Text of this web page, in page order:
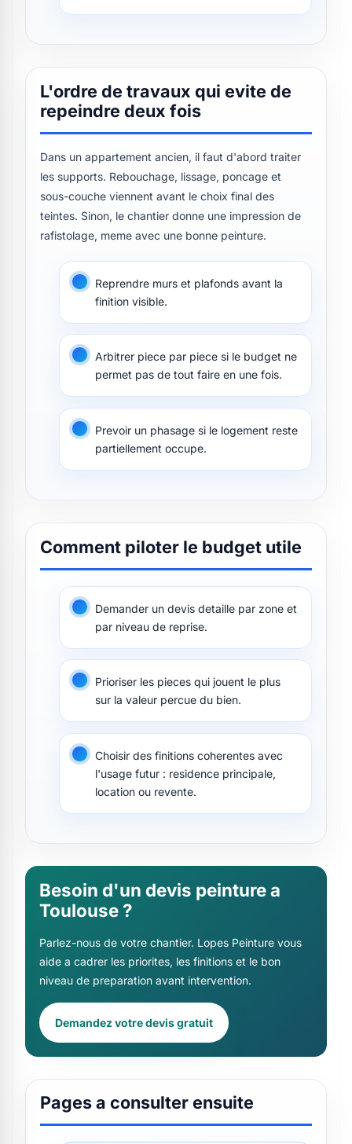
L'ordre de travaux qui evite de
repeindre deux fois
Dans un appartement ancien, il faut d'abord traiter
les supports. Rebouchage, lissage, poncage et
sous-couche viennent avant le choix final des
teintes. Sinon, le chantier donne une impression de
rafistolage, meme avec une bonne peinture.
Reprendre murs et plafonds avant la
finition visible.
Arbitrer piece par piece si le budget ne
permet pas de tout faire en une fois.
Prevoir un phasage si le logement reste
partiellement occupe.
Comment piloter le budget utile
Demander un devis detaille par zone et
par niveau de reprise.
Prioriser les pieces qui jouent le plus
sur la valeur percue du bien.
Choisir des finitions coherentes avec
l'usage futur : residence principale,
location ou revente.
Besoin d'un devis peinture a
Toulouse ?
Parlez-nous de votre chantier. Lopes Peinture vous
aide a cadrer les priorites, les finitions et le bon
niveau de preparation avant intervention.
Demandez votre devis gratuit
Pages a consulter ensuite